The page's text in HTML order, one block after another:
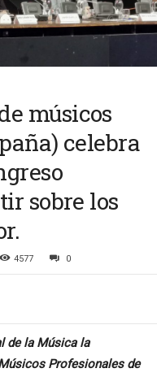
músicos
celebra
sobre los
4577 0
de la Música la
Profesionales de